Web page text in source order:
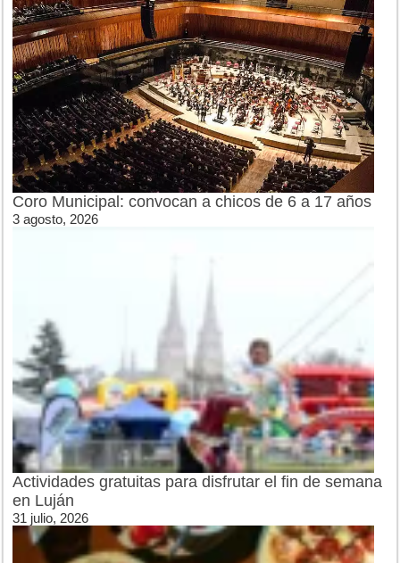
Coro Municipal: convocan a chicos de 6 a 17 años
3 agosto, 2026
Actividades gratuitas para disfrutar el fin de semana
en Luján
31 julio, 2026